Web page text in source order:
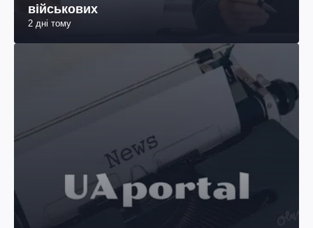
військових
2 дні тому